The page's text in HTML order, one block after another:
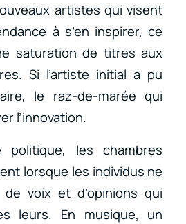
artistes qui visent
à s’en inspirer, ce
saturation de titres aux
Si l’artiste initial a pu
le raz-de-marée qui
l’innovation.
politique, les chambres
lorsque les individus ne
de voix et d’opinions qui
leurs. En musique, un